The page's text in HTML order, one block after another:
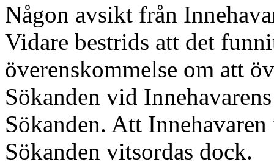
Någon avsikt från
Vidare bestrids att det
överenskommelse om att
Sökanden vid
Sökanden. Att
Sökanden vitsordas dock.